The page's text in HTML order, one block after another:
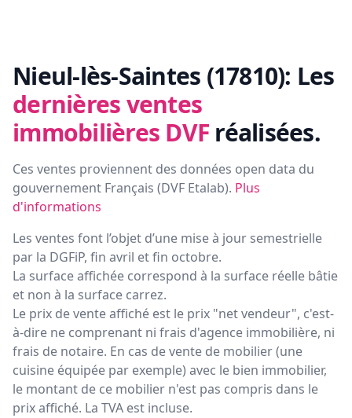
Nieul-lès-Saintes (17810): Les
dernières ventes
immobilières DVF réalisées.
Ces ventes proviennent des données open data du
gouvernement Français (DVF Etalab). Plus
d'informations
Les ventes font l’objet d’une mise à jour semestrielle
par la DGFiP, fin avril et fin octobre.
La surface affichée correspond à la surface réelle bâtie
et non à la surface carrez.
Le prix de vente affiché est le prix "net vendeur", c'est-
à-dire ne comprenant ni frais d'agence immobilière, ni
frais de notaire. En cas de vente de mobilier (une
cuisine équipée par exemple) avec le bien immobilier,
le montant de ce mobilier n'est pas compris dans le
prix affiché. La TVA est incluse.